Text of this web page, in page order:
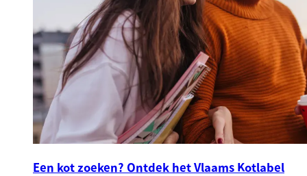
Een kot zoeken? Ontdek het Vlaams Kotlabel